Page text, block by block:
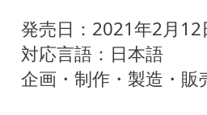
発売日：2021年2月12
対応言語：日本語
企画・制作・製造・販